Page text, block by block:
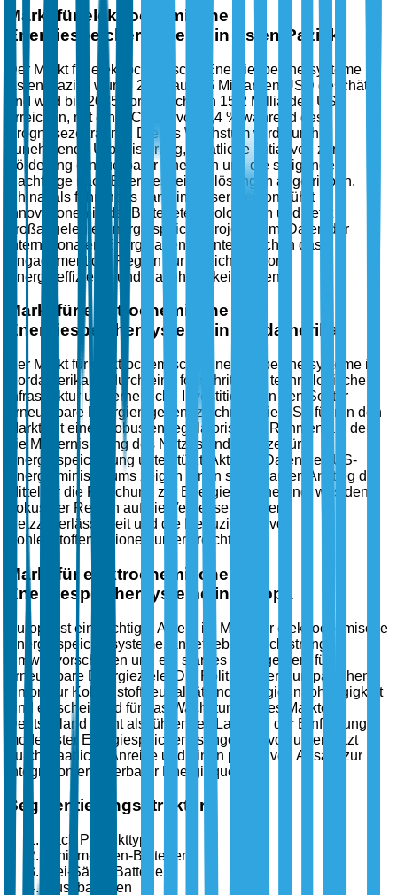
Markt für elektrochemische
Energiespeichersysteme in Asien-Pazifik
Der Markt für elektrochemische Energiespeichersysteme in
Asien-Pazifik wurde 2025 auf 6,5 Milliarden USD geschätzt
und wird bis 2035 voraussichtlich 15,2 Milliarden USD
erreichen, mit einer CAGR von 8,4 % während des
Prognosezeitraums. Dieses Wachstum wird durch
zunehmende Urbanisierung, staatliche Initiativen zur
Förderung erneuerbarer Energien und die steigende
Nachfrage nach Energiespeicherlösungen angetrieben.
China, als führendes Land in dieser Region, führt
Innovationen in der Batterietechnologie an und setzt
großangelegte Energiespeicherprojekte um. Daten der
Internationalen Energieagentur unterstreichen das
Engagement der Region zur Erreichung von
Energieeffizienz- und Nachhaltigkeitszielen.
Markt für elektrochemische
Energiespeichersysteme in Nordamerika
Der Markt für elektrochemische Energiespeichersysteme in
Nordamerika ist durch eine fortschrittliche technologische
Infrastruktur und erhebliche Investitionen in den Sektor
erneuerbare Energien gekennzeichnet. Die USA führen den
Markt mit einem robusten regulatorischen Rahmen an, der
die Modernisierung des Netzes und Anreize für
Energiespeicherung unterstützt. Aktuelle Daten des US-
Energieministeriums zeigen einen signifikanten Anstieg der
Mittel für die Forschung zur Energiespeicherung, was den
Fokus der Region auf die Verbesserung der
Netzzuverlässigkeit und die Reduzierung von
Kohlenstoffemissionen unterstreicht.
Markt für elektrochemische
Energiespeichersysteme in Europa
Europa ist ein wichtiger Akteur im Markt für elektrochemische
Energiespeichersysteme, angetrieben durch strenge
Umweltvorschriften und ein starkes Engagement für
erneuerbare Energieziele. Die Politiken der Europäischen
Union zur Kohlenstoffneutralität und Energieunabhängigkeit
sind entscheidend für das Wachstum dieses Marktes.
Deutschland sticht als führendes Land bei der Einführung
modernster Energiespeicherlösungen hervor, unterstützt
durch staatliche Anreize und einen proaktiven Ansatz zur
Integration erneuerbarer Energiequellen.
Segmentierungsstruktur
Nach Produkttyp
Lithium-Ionen-Batterien
Blei-Säure-Batterien
Flussbatterien